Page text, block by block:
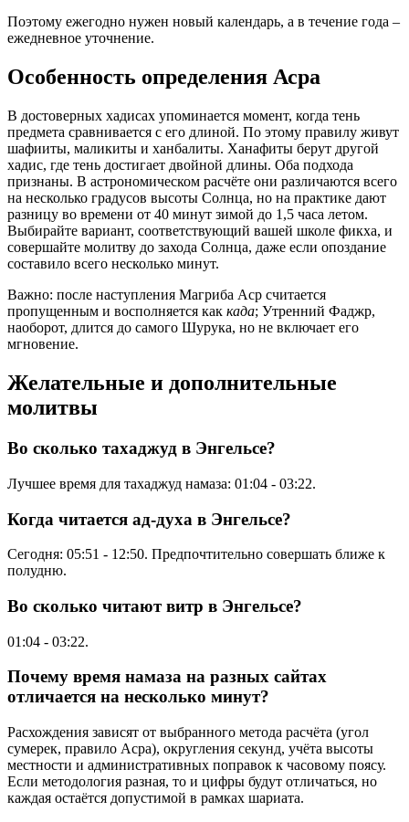
Поэтому ежегодно нужен новый календарь, а в течение года –
ежедневное уточнение.
Особенность определения Асра
В достоверных хадисах упоминается момент, когда тень
предмета сравнивается с его длиной. По этому правилу живут
шафииты, маликиты и ханбалиты. Ханафиты берут другой
хадис, где тень достигает двойной длины. Оба подхода
признаны. В астрономическом расчёте они различаются всего
на несколько градусов высоты Солнца, но на практике дают
разницу во времени от 40 минут зимой до 1,5 часа летом.
Выбирайте вариант, соответствующий вашей школе фикха, и
совершайте молитву до захода Солнца, даже если опоздание
составило всего несколько минут.
Важно: после наступления Магриба Аср считается
пропущенным и восполняется как када; Утренний Фаджр,
наоборот, длится до самого Шурука, но не включает его
мгновение.
Желательные и дополнительные
молитвы
Во сколько тахаджуд в Энгельсе?
Лучшее время для тахаджуд намаза: 01:04 - 03:22.
Когда читается ад-духа в Энгельсе?
Сегодня: 05:51 - 12:50. Предпочтительно совершать ближе к
полудню.
Во сколько читают витр в Энгельсе?
01:04 - 03:22.
Почему время намаза на разных сайтах
отличается на несколько минут?
Расхождения зависят от выбранного метода расчёта (угол
сумерек, правило Асра), округления секунд, учёта высоты
местности и административных поправок к часовому поясу.
Если методология разная, то и цифры будут отличаться, но
каждая остаётся допустимой в рамках шариата.